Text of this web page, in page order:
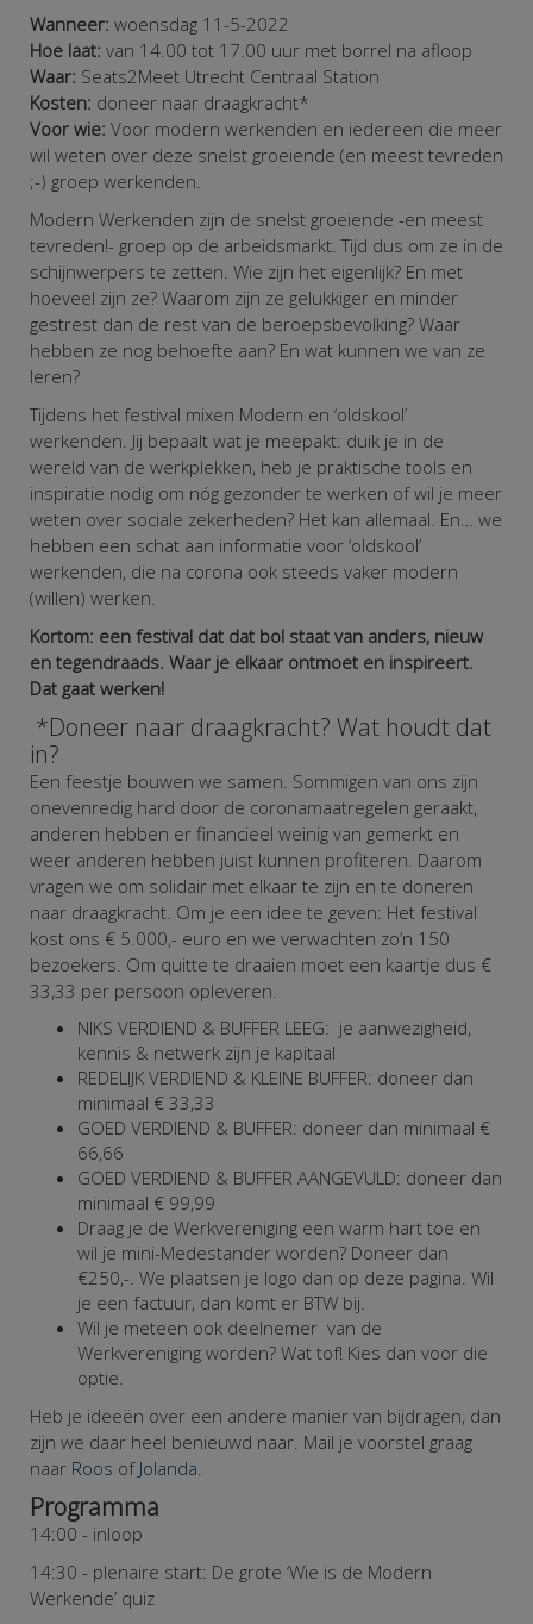
Wanneer: woensdag 11-5-2022
Hoe laat: van 14.00 tot 17.00 uur met borrel na afloop
Waar: Seats2Meet Utrecht Centraal Station
Kosten: doneer naar draagkracht*
Voor wie: Voor modern werkenden en iedereen die meer
wil weten over deze snelst groeiende (en meest tevreden
;-) groep werkenden.
Modern Werkenden zijn de snelst groeiende -en meest
tevreden!- groep op de arbeidsmarkt. Tijd dus om ze in de
schijnwerpers te zetten. Wie zijn het eigenlijk? En met
hoeveel zijn ze? Waarom zijn ze gelukkiger en minder
gestrest dan de rest van de beroepsbevolking? Waar
hebben ze nog behoefte aan? En wat kunnen we van ze
leren?
Tijdens het festival mixen Modern en ‘oldskool’
werkenden. Jij bepaalt wat je meepakt: duik je in de
wereld van de werkplekken, heb je praktische tools en
inspiratie nodig om nóg gezonder te werken of wil je meer
weten over sociale zekerheden? Het kan allemaal. En… we
hebben een schat aan informatie voor ‘oldskool’
werkenden, die na corona ook steeds vaker modern
(willen) werken.
Kortom: een festival dat dat bol staat van anders, nieuw
en tegendraads. Waar je elkaar ontmoet en inspireert.
Dat gaat werken!
*Doneer naar draagkracht? Wat houdt dat
in?
Een feestje bouwen we samen. Sommigen van ons zijn
onevenredig hard door de coronamaatregelen geraakt,
anderen hebben er financieel weinig van gemerkt en
weer anderen hebben juist kunnen profiteren. Daarom
vragen we om solidair met elkaar te zijn en te doneren
naar draagkracht. Om je een idee te geven: Het festival
kost ons € 5.000,- euro en we verwachten zo’n 150
bezoekers. Om quitte te draaien moet een kaartje dus €
33,33 per persoon opleveren.
NIKS VERDIEND & BUFFER LEEG: je aanwezigheid,
kennis & netwerk zijn je kapitaal
REDELIJK VERDIEND & KLEINE BUFFER: doneer dan
minimaal € 33,33
GOED VERDIEND & BUFFER: doneer dan minimaal €
66,66
GOED VERDIEND & BUFFER AANGEVULD: doneer dan
minimaal € 99,99
Draag je de Werkvereniging een warm hart toe en
wil je mini-Medestander worden? Doneer dan
€250,-. We plaatsen je logo dan op deze pagina. Wil
je een factuur, dan komt er BTW bij.
Wil je meteen ook deelnemer van de
Werkvereniging worden? Wat tof! Kies dan voor die
optie.
Heb je ideeën over een andere manier van bijdragen, dan
zijn we daar heel benieuwd naar. Mail je voorstel graag
naar Roos of Jolanda.
Programma
14:00 - inloop
14:30 - plenaire start: De grote ‘Wie is de Modern
Werkende’ quiz